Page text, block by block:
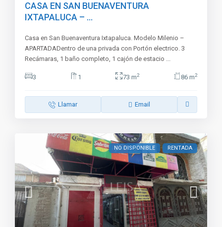
CASA EN SAN BUENAVENTURA
IXTAPALUCA – ...
Casa en San Buenaventura Ixtapaluca. Modelo Milenio –
APARTADADentro de una privada con Portón electrico. 3
Recámaras, 1 baño completo, 1 cajón de estacio ...
3 1 73 m2 86 m2
Llamar Email
NO DISPONIBLE RENTADA